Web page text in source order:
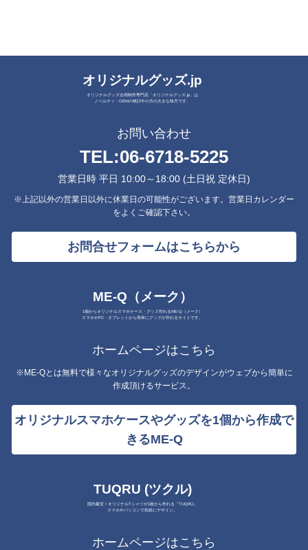
オリジナルグッズ.jp
オリジナルグッズ企画制作専門店「オリジナルグッズ.jp」は
ノベルティ・OEMの検討中の方の大きな味方です。
お問い合わせ
TEL:06-6718-5225
営業日時 平日 10:00～18:00 (土日祝 定休日)
※上記以外の営業日以外に休業日の可能性がございます。営業日カレンダー
をよくご確認下さい。
お問合せフォームはこちらから
ME-Q（メーク）
1個からオリジナルスマホケース・グッズ作れるME-Q（メーク）
スマホやPC・タブレットから簡単にグッズが作れるサイトです。
ホームページはこちら
※ME-Qとは無料で様々なオリジナルグッズのデザインがウェブから簡単に
作成頂けるサービス。
オリジナルスマホケースやグッズを1個から作成で
きるME-Q
TUQRU (ツクル)
国内最安！オリジナルTシャツが1枚から作れる『TUQRU』
スマホやパソコンで気軽にデザイン。
ホームページはこちら